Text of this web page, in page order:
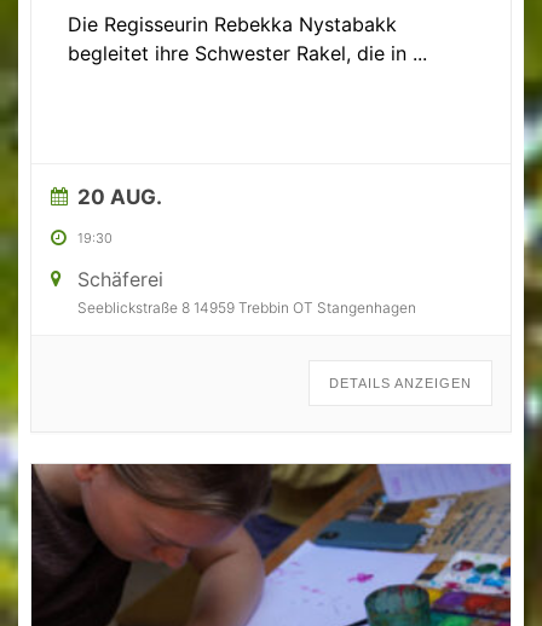
Die Regisseurin Rebekka Nystabakk
begleitet ihre Schwester Rakel, die in ...
20 AUG.
19:30
Schäferei
Seeblickstraße 8 14959 Trebbin OT Stangenhagen
DETAILS ANZEIGEN